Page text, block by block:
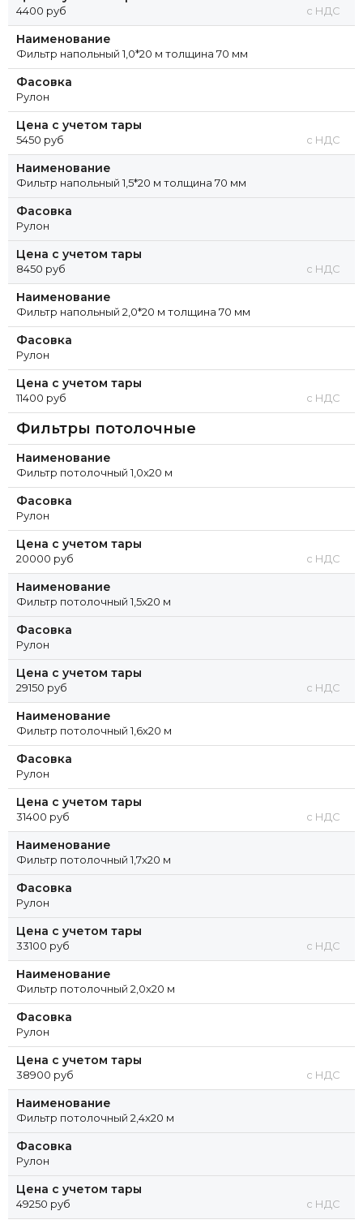
4400 руб с НДС
Наименование
Фильтр напольный 1,0*20 м толщина 70 мм
Фасовка
Рулон
Цена с учетом тары
5450 руб с НДС
Наименование
Фильтр напольный 1,5*20 м толщина 70 мм
Фасовка
Рулон
Цена с учетом тары
8450 руб с НДС
Наименование
Фильтр напольный 2,0*20 м толщина 70 мм
Фасовка
Рулон
Цена с учетом тары
11400 руб с НДС
Фильтры потолочные
Наименование
Фильтр потолочный 1,0x20 м
Фасовка
Рулон
Цена с учетом тары
20000 руб с НДС
Наименование
Фильтр потолочный 1,5x20 м
Фасовка
Рулон
Цена с учетом тары
29150 руб с НДС
Наименование
Фильтр потолочный 1,6x20 м
Фасовка
Рулон
Цена с учетом тары
31400 руб с НДС
Наименование
Фильтр потолочный 1,7x20 м
Фасовка
Рулон
Цена с учетом тары
33100 руб с НДС
Наименование
Фильтр потолочный 2,0x20 м
Фасовка
Рулон
Цена с учетом тары
38900 руб с НДС
Наименование
Фильтр потолочный 2,4x20 м
Фасовка
Рулон
Цена с учетом тары
49250 руб с НДС